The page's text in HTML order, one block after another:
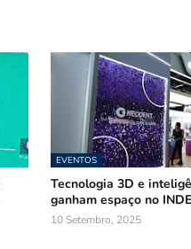
EVENTOS
Tecnologia 3D e
ganham espaço no
10 Setembro, 2025